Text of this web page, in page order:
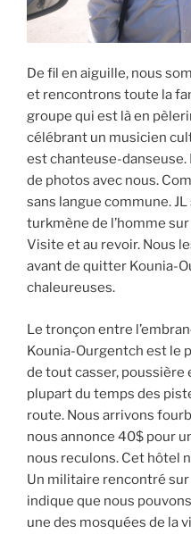
De fil en aiguille, nous
et rencontrons toute la
groupe qui est là en
célébrant un musicien
est chanteuse-danseuse.
de photos avec nous.
sans langue commune.
turkmène de l’homme
Visite et au revoir. Nous
avant de quitter Kounia-
chaleureuses.
Le tronçon entre
Kounia-Ourgentch est le
de tout casser, poussière
plupart du temps des
route. Nous arrivons
nous annonce 40$ pour
nous reculons. Cet hôtel
Un militaire rencontré
indique que nous
une des mosquées de la